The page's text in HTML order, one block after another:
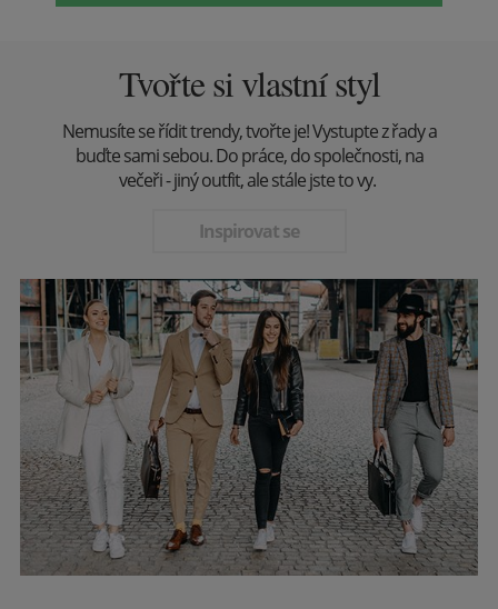
Tvořte si vlastní styl
Nemusíte se řídit trendy, tvořte je! Vystupte z řady a
buďte sami sebou. Do práce, do společnosti, na
večeři - jiný outfit, ale stále jste to vy.
Inspirovat se